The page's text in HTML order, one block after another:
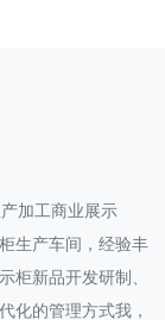
加工商业展示
生产车间，经验丰
柜新品开发研制、
化的管理方式我，